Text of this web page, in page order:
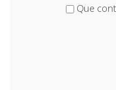
Que